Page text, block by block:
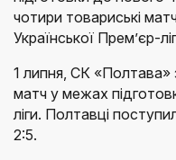
чотири товариські
Української Прем’єр-
1 липня, СК «Полтава»
матч у межах
ліги. Полтавці
2:5.